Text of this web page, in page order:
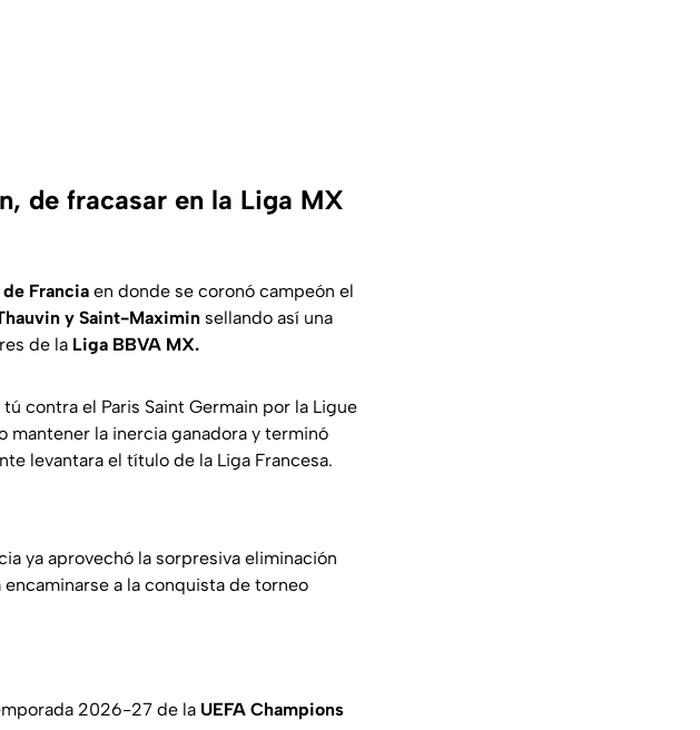
de fracasar en la Liga MX
Francia en donde se coronó campeón el
y Saint-Maximin sellando así una
de la Liga BBVA MX.
contra el Paris Saint Germain por la Ligue
la inercia ganadora y terminó
levantara el título de la Liga Francesa.
ya aprovechó la sorpresiva eliminación
a la conquista de torneo
2026-27 de la UEFA Champions